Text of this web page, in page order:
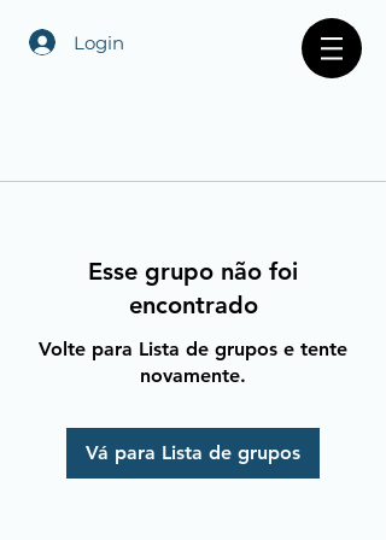
Login
Esse grupo não foi
encontrado
Volte para Lista de grupos e tente
novamente.
Vá para Lista de grupos